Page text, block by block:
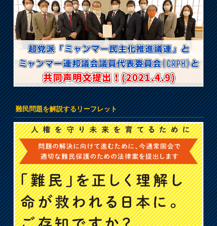
難民問題を解説するリーフレット